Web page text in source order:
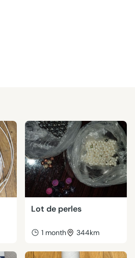
Lot de perles
1 month 344km